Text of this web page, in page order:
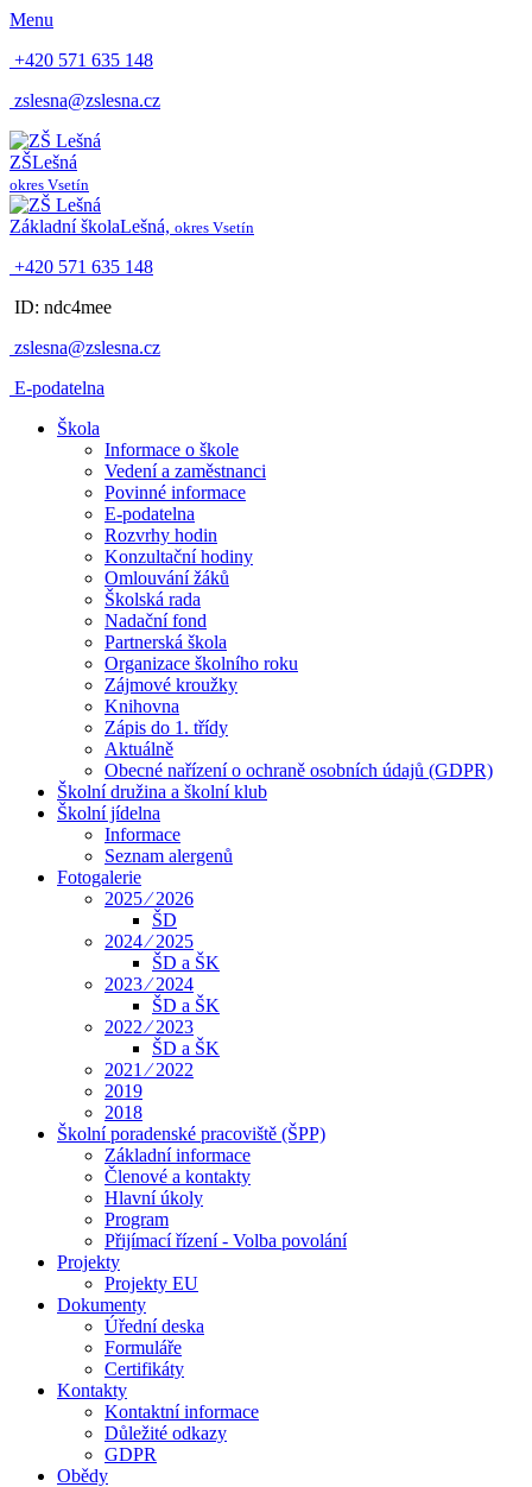
Menu
+420 571 635 148
zslesna@zslesna.cz
ZŠLešná
okres Vsetín
Základní školaLešná, okres Vsetín
+420 571 635 148
ID: ndc4mee
zslesna@zslesna.cz
E-podatelna
Škola
Informace o škole
Vedení a zaměstnanci
Povinné informace
E-podatelna
Rozvrhy hodin
Konzultační hodiny
Omlouvání žáků
Školská rada
Nadační fond
Partnerská škola
Organizace školního roku
Zájmové kroužky
Knihovna
Zápis do 1. třídy
Aktuálně
Obecné nařízení o ochraně osobních údajů (GDPR)
Školní družina a školní klub
Školní jídelna
Informace
Seznam alergenů
Fotogalerie
2025 ⁄ 2026
ŠD
2024 ⁄ 2025
ŠD a ŠK
2023 ⁄ 2024
ŠD a ŠK
2022 ⁄ 2023
ŠD a ŠK
2021 ⁄ 2022
2019
2018
Školní poradenské pracoviště (ŠPP)
Základní informace
Členové a kontakty
Hlavní úkoly
Program
Přijímací řízení - Volba povolání
Projekty
Projekty EU
Dokumenty
Úřední deska
Formuláře
Certifikáty
Kontakty
Kontaktní informace
Důležité odkazy
GDPR
Obědy